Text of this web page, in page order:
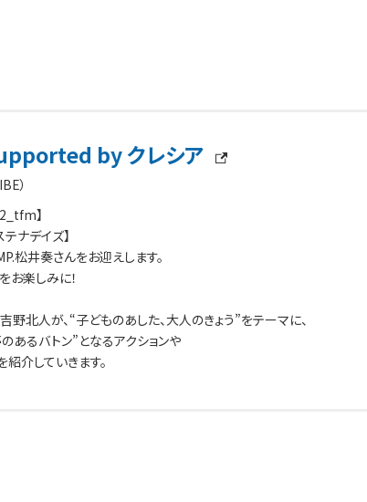
by クレシア
）
】
ナデイズ】
松井奏さんをお迎えします。
お楽しみに！
野北人が、“子どものあした、大人のきょう”をテーマに、
あるバトン”となるアクションや
紹介していきます。